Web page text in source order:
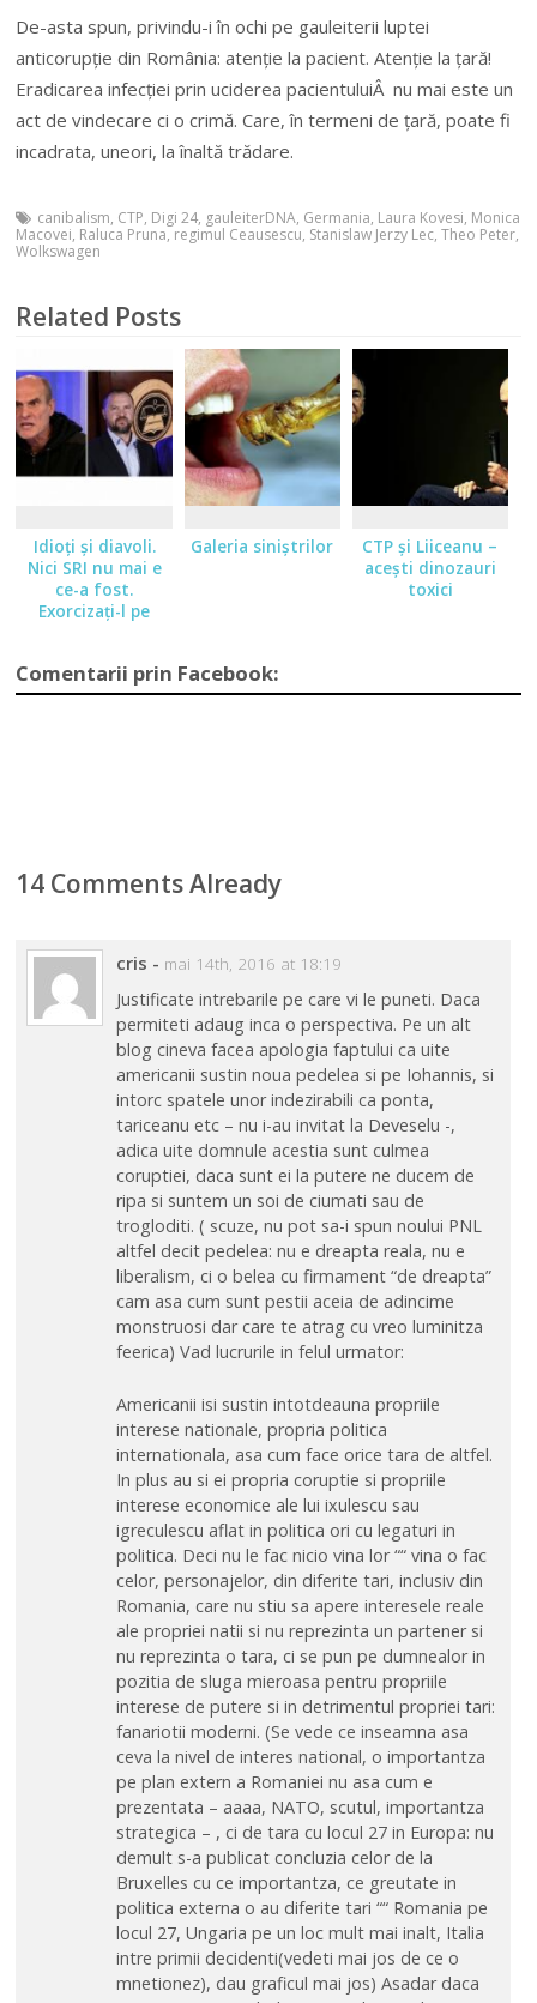
De-asta spun, privindu-i în ochi pe gauleiterii luptei
anticorupție din România: atenție la pacient. Atenție la țară!
Eradicarea infecției prin uciderea pacientuluiÂ nu mai este un
act de vindecare ci o crimă. Care, în termeni de țară, poate fi
incadrata, uneori, la înaltă trădare.
canibalism, CTP, Digi 24, gauleiterDNA, Germania, Laura Kovesi, Monica
Macovei, Raluca Pruna, regimul Ceausescu, Stanislaw Jerzy Lec,Theo Peter,
Wolkswagen
Related Posts
Idioţi şi diavoli.
Nici SRI nu mai e
ce-a fost.
Exorcizaţi-l pe
Galeria siniştrilor
CTP şi Liiceanu –
aceşti dinozauri
toxici
Comentarii prin Facebook:
14 Comments Already
cris - mai 14th, 2016 at 18:19
Justificate intrebarile pe care vi le puneti. Daca
permiteti adaug inca o perspectiva. Pe un alt
blog cineva facea apologia faptului ca uite
americanii sustin noua pedelea si pe Iohannis, si
intorc spatele unor indezirabili ca ponta,
tariceanu etc – nu i-au invitat la Deveselu -,
adica uite domnule acestia sunt culmea
coruptiei, daca sunt ei la putere ne ducem de
ripa si suntem un soi de ciumati sau de
trogloditi. ( scuze, nu pot sa-i spun noului PNL
altfel decit pedelea: nu e dreapta reala, nu e
liberalism, ci o belea cu firmament “de dreapta”
cam asa cum sunt pestii aceia de adincime
monstruosi dar care te atrag cu vreo luminitza
feerica) Vad lucrurile in felul urmator:
Americanii isi sustin intotdeauna propriile
interese nationale, propria politica
internationala, asa cum face orice tara de altfel.
In plus au si ei propria coruptie si propriile
interese economice ale lui ixulescu sau
igreculescu aflat in politica ori cu legaturi in
politica. Deci nu le fac nicio vina lor ““ vina o fac
celor, personajelor, din diferite tari, inclusiv din
Romania, care nu stiu sa apere interesele reale
ale propriei natii si nu reprezinta un partener si
nu reprezinta o tara, ci se pun pe dumnealor in
pozitia de sluga mieroasa pentru propriile
interese de putere si in detrimentul propriei tari:
fanariotii moderni. (Se vede ce inseamna asa
ceva la nivel de interes national, o importantza
pe plan extern a Romaniei nu asa cum e
prezentata – aaaa, NATO, scutul, importantza
strategica – , ci de tara cu locul 27 in Europa: nu
demult s-a publicat concluzia celor de la
Bruxelles cu ce importantza, ce greutate in
politica externa o au diferite tari ““ Romania pe
locul 27, Ungaria pe un loc mult mai inalt, Italia
intre primii decidenti(vedeti mai jos de ce o
mnetionez), dau graficul mai jos) Asadar daca